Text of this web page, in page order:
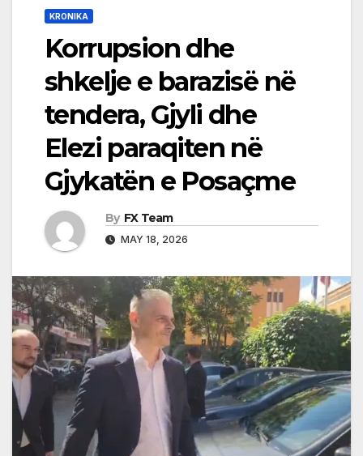
KRONIKA
Korrupsion dhe
shkelje e barazisë në
tendera, Gjyli dhe
Elezi paraqiten në
Gjykatën e Posaçme
By FX Team
MAY 18, 2026